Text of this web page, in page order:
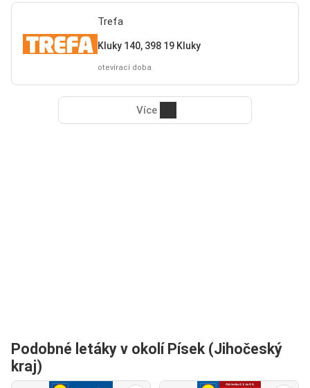
Trefa
Kluky 140, 398 19 Kluky
otevírací doba
Více
Podobné letáky v okolí Písek (Jihočeský
kraj)